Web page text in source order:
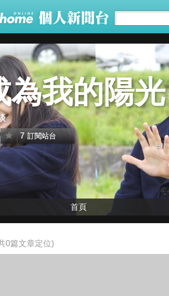
為我的陽
7 訂閱站台
首頁
0篇文章定位)